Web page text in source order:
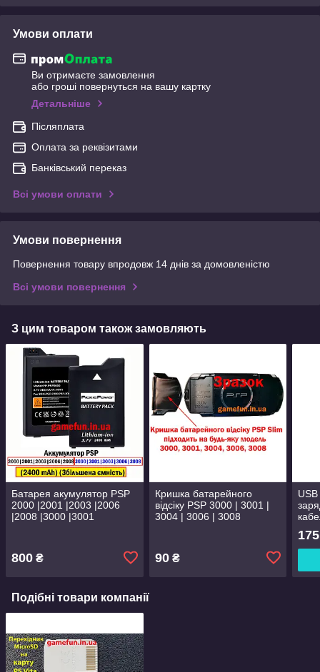
Умови оплати
Ви отримаєте замовлення
або гроші повернуться на вашу картку
Детальніше
Післяплата
Оплата за реквізитами
Банківський переказ
Всі умови оплати
Умови повернення
Повернення товару впродовж 14 днів за домовленістю
Всі умови повернення
З цим товаром також замовляють
Батарея акумулятор PSP
2000 |2001 |2003 |2006
|2008 |3000 |3001
800 ₴
Кришка батарейного
відсіку PSP 3000 | 3001 |
3004 | 3006 | 3008
90₴
175
Подібні товари компанії